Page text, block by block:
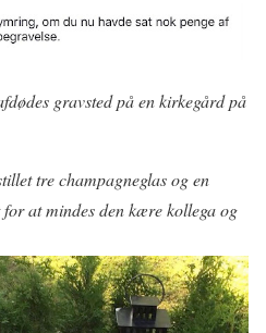
gravsted på en kirkegård på
tre champagneglas og en
at mindes den kære kollega og